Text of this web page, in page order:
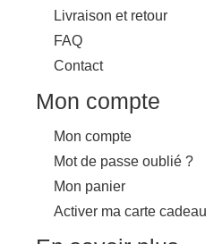
Livraison et retour
FAQ
Contact
Mon compte
Mon compte
Mot de passe oublié ?
Mon panier
Activer ma carte cadeau